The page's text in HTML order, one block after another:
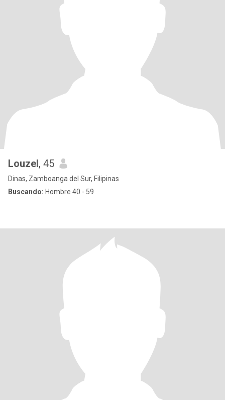
Louzel, 45
Dinas, Zamboanga del Sur, Filipinas
Buscando: Hombre 40 - 59